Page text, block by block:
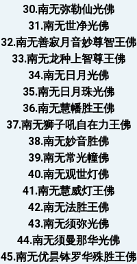
30.南无弥勒仙光佛
31.南无世净光佛
32.南无善寂月音妙尊智王佛
33.南无龙种上智尊王佛
34.南无日月光佛
35.南无日月珠光佛
36.南无慧幡胜王佛
37.南无狮子吼自在力王佛
38.南无妙音胜佛
39.南无常光幢佛
40.南无观世灯佛
41.南无慧威灯王佛
42.南无法胜王佛
43.南无须弥光佛
44.南无须曼那华光佛
45.南无优昙钵罗华殊胜王佛